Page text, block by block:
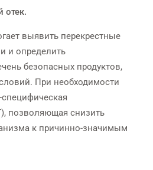
отек.
выявить перекрестные
и определить
безопасных продуктов,
При необходимости
специфическая
позволяющая снизить
к причинно-значимым